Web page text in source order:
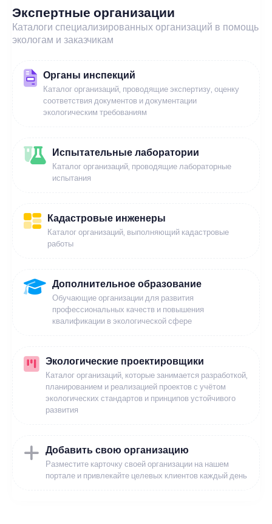
Экспертные организации
Каталоги специализированных организаций в помощь
экологам и заказчикам
Органы инспекций
Каталог организаций, проводящие экспертизу, оценку
соответствия документов и документации
экологическим требованиям
Испытательные лаборатории
Каталог организаций, проводящие лабораторные
испытания
Кадастровые инженеры
Каталог организаций, выполняющий кадастровые
работы
Дополнительное образование
Обучающие организации для развития
профессиональных качеств и повышения
квалификации в экологической сфере
Экологические проектировщики
Каталог организаций, которые занимается разработкой,
планированием и реализацией проектов с учётом
экологических стандартов и принципов устойчивого
развития
Добавить свою организацию
Разместите карточку своей организации на нашем
портале и привлекайте целевых клиентов каждый день